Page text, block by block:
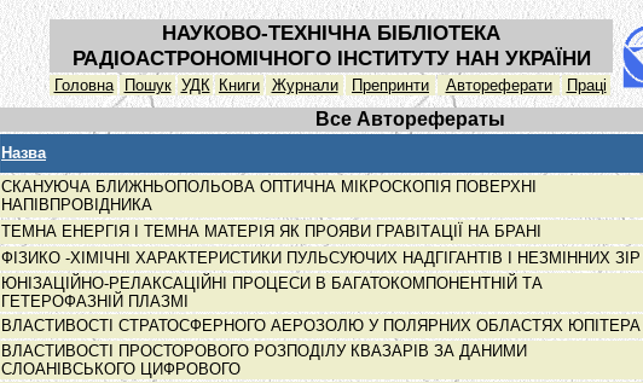
НАУКОВО-ТЕХНІЧНА БІБЛІОТЕКА
РАДІОАСТРОНОМІЧНОГО ІНСТИТУТУ НАН УКРАЇНИ
Головна Пошук УДК Книги Журнали Препринти Автореферати Праці
Все Авторефераты
Назва
СКАНУЮЧА БЛИЖНЬОПОЛЬОВА ОПТИЧНА МІКРОСКОПІЯ ПОВЕРХНІ
НАПІВПРОВІДНИКА
ТЕМНА ЕНЕРГІЯ І ТЕМНА МАТЕРІЯ ЯК ПРОЯВИ ГРАВІТАЦІЇ НА БРАНІ
ФІЗИКО -ХІМІЧНІ ХАРАКТЕРИСТИКИ ПУЛЬСУЮЧИХ НАДГІГАНТІВ І НЕЗМІННИХ ЗІР
ЮНІЗАЦІЙНО-РЕЛАКСАЦІЙНІ ПРОЦЕСИ В БАГАТОКОМПОНЕНТНІЙ ТА
ГЕТЕРОФАЗНІЙ ПЛАЗМІ
ВЛАСТИВОСТІ СТРАТОСФЕРНОГО АЕРОЗОЛЮ У ПОЛЯРНИХ ОБЛАСТЯХ ЮПІТЕРА
ВЛАСТИВОСТІ ПРОСТОРОВОГО РОЗПОДІЛУ КВАЗАРІВ ЗА ДАНИМИ
СЛОАНІВСЬКОГО ЦИФРОВОГО